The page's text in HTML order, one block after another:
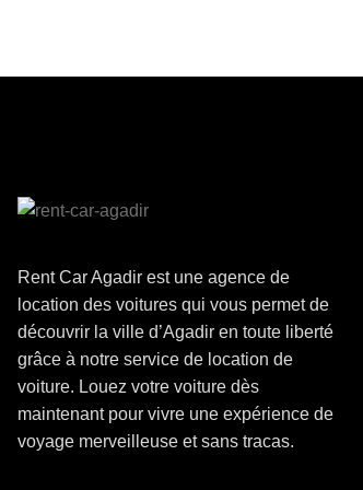
Rent Car Agadir est une agence de
location des voitures qui vous permet de
découvrir la ville d’Agadir en toute liberté
grâce à notre service de location de
voiture. Louez votre voiture dès
maintenant pour vivre une expérience de
voyage merveilleuse et sans tracas.